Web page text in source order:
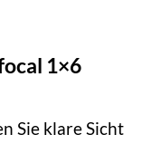
1×6
Sie klare Sicht